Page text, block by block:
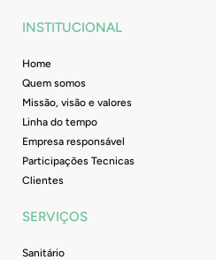
INSTITUCIONAL
Home
Quem somos
Missão, visão e valores
Linha do tempo
Empresa responsável
Participações Tecnicas
Clientes
SERVIÇOS
Sanitário